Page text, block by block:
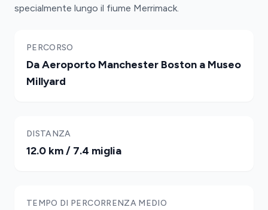
specialmente lungo il fiume Merrimack.
PERCORSO
Da Aeroporto Manchester Boston a Museo
Millyard
DISTANZA
12.0 km / 7.4 miglia
TEMPO DI PERCORRENZA MEDIO